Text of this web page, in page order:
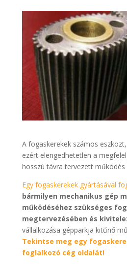
A fogaskerekek számos
ezért elengedhetetlen a
hosszú távra tervezett működés
Egy fogaskerekek gyártásával
bármilyen mechanikus gép
működéséhez szükséges
megtervezésében és
vállalkozása gépparkja kitűnő
Tekintse meg egy
foglalkozó cég oldalát!